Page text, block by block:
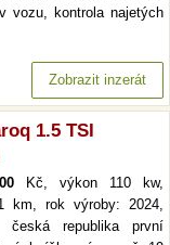
vozu, kontrola najetých
Zobrazit inzerát
1.5 TSI
Kč, výkon 110 kw,
km, rok výroby: 2024,
česká republika první